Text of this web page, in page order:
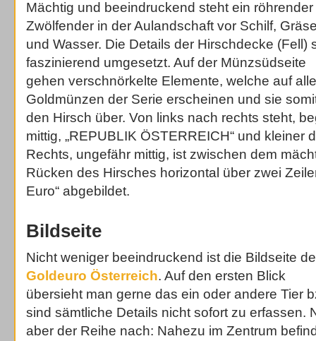
Mächtig und beeindruckend steht ein röhrender
Zwölfender in der Aulandschaft vor Schilf,
und Wasser. Die Details der Hirschdecke (Fell)
faszinierend umgesetzt. Auf der Münzsüdseite
gehen verschnörkelte Elemente, welche auf
Goldmünzen der Serie erscheinen und sie
den Hirsch über. Von links nach rechts steht,
mittig, „REPUBLIK ÖSTERREICH“ und kleiner
Rechts, ungefähr mittig, ist zwischen dem
Rücken des Hirsches horizontal über zwei
Euro“ abgebildet.
Bildseite
Nicht weniger beeindruckend ist die Bildseite
Goldeuro Österreich. Auf den ersten Blick
übersieht man gerne das ein oder andere Tier
sind sämtliche Details nicht sofort zu erfassen.
aber der Reihe nach: Nahezu im Zentrum